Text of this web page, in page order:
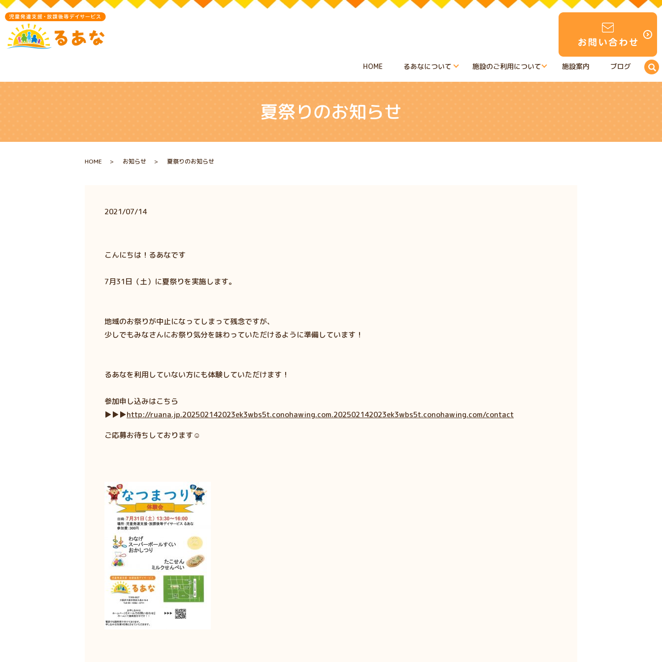
HOME るあなについて 施設のご利用について 施設案内 ブログ
夏祭りのお知らせ
HOME お知らせ 夏祭りのお知らせ
2021/07/14
こんにちは！るあなです
7月31日（土）に夏祭りを実施します。
地域のお祭りが中止になってしまって残念ですが、
少しでもみなさんにお祭り気分を味わっていただけるように準備しています！
るあなを利用していない方にも体験していただけます！
参加申し込みはこちら
▶▶▶http://ruana.jp.202502142023ek3wbs5t.conohawing.com.202502142023ek3wbs5t.conohawing.com/contact
ご応募お待ちしております☺